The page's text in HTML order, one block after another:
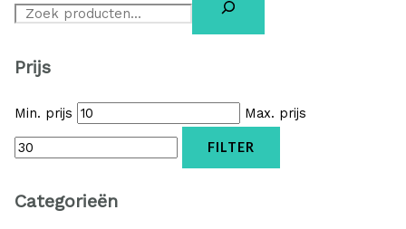
Prijs
Min. prijs Max. prijs
FILTER
Categorieën